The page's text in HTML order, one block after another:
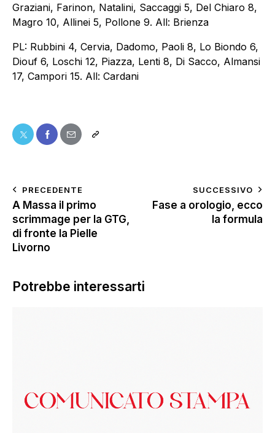
Graziani, Farinon, Natalini, Saccaggi 5, Del Chiaro 8,
Magro 10, Allinei 5, Pollone 9. All: Brienza
PL: Rubbini 4, Cervia, Dadomo, Paoli 8, Lo Biondo 6,
Diouf 6, Loschi 12, Piazza, Lenti 8, Di Sacco, Almansi
17, Campori 15. All: Cardani
PRECEDENTE
A Massa il primo
scrimmage per la GTG,
di fronte la Pielle
Livorno
SUCCESSIVO
Fase a orologio, ecco
la formula
Potrebbe interessarti